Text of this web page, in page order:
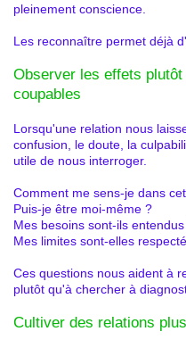
pleinement conscience.
Les reconnaître permet déjà
Observer les effets
coupables
Lorsqu'une relation nous
confusion, le doute, la
utile de nous interroger.
Comment me sens-je dans
Puis-je être moi-même ?
Mes besoins sont-ils
Mes limites sont-elles
Ces questions nous aident à
plutôt qu'à chercher à
Cultiver des relations